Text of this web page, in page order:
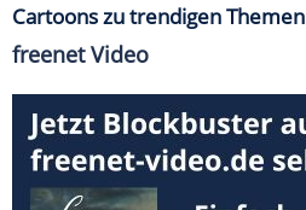
Cartoons zu trendigen Themen
freenet Video